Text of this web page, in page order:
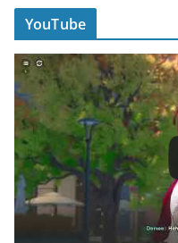
YouTube